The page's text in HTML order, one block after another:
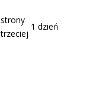
strony
trzeciej
1 dzień